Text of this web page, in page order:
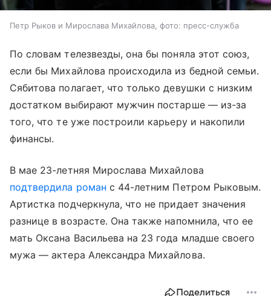
Петр Рыков и Мирослава Михайлова, фото: пресс-служба
По словам телезвезды, она бы поняла этот союз,
если бы Михайлова происходила из бедной семьи.
Сябитова полагает, что только девушки с низким
достатком выбирают мужчин постарше — из-за
того, что те уже построили карьеру и накопили
финансы.
В мае 23-летняя Мирослава Михайлова
подтвердила роман с 44-летним Петром Рыковым.
Артистка подчеркнула, что не придает значения
разнице в возрасте. Она также напомнила, что ее
мать Оксана Васильева на 23 года младше своего
мужа — актера Александра Михайлова.
Поделиться